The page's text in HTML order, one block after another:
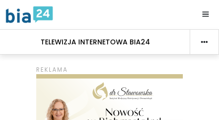
TELEWIZJA INTERNETOWA BIA24